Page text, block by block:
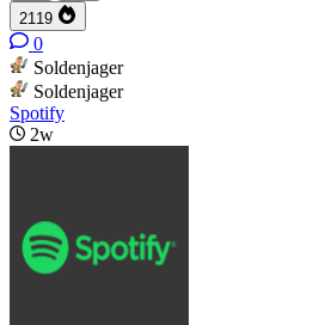
2119
0
Soldenjager
Soldenjager
Spotify
2w